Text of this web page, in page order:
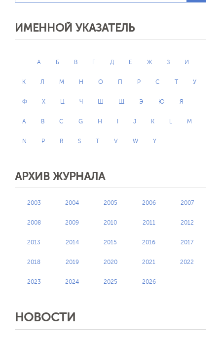
ИМЕННОЙ УКАЗАТЕЛЬ
А Б В Г Д Е Ж З И
К Л М Н О П Р С Т У
Ф Х Ц Ч Ш Щ Э Ю Я
A B C G H J K L M
N P R S T V W Y
АРХИВ ЖУРНАЛА
2003 2004 2005 2006 2007
2008 2009 2010 2011 2012
2013 2014 2015 2016 2017
2018 2019 2020 2021 2022
2023 2024 2025 2026
НОВОСТИ